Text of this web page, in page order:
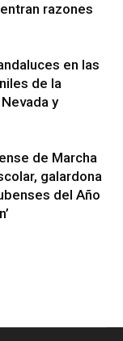
razones
en las
de la
y
de Marcha
galardona
del Año